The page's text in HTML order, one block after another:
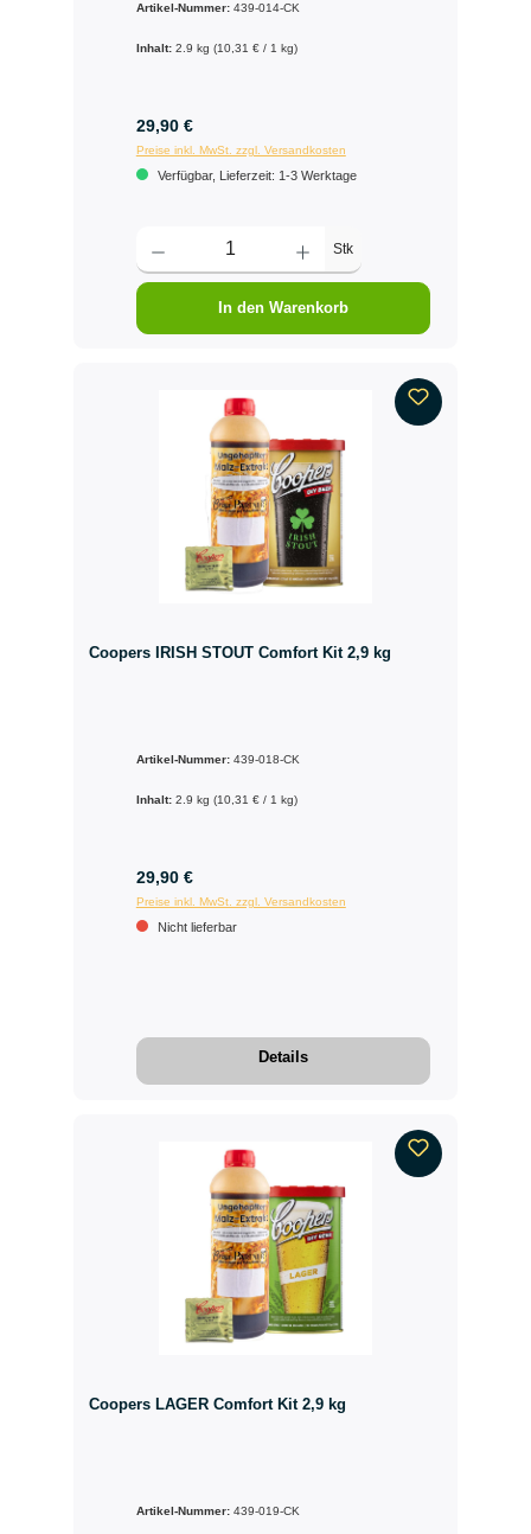
Artikel-Nummer: 439-014-CK
Inhalt: 2.9 kg (10,31 € / 1 kg)
29,90 €
Preise inkl. MwSt. zzgl. Versandkosten
Verfügbar, Lieferzeit: 1-3 Werktage
Stk
In den Warenkorb
Coopers IRISH STOUT Comfort Kit 2,9 kg
Artikel-Nummer: 439-018-CK
Inhalt: 2.9 kg (10,31 € / 1 kg)
29,90 €
Preise inkl. MwSt. zzgl. Versandkosten
Nicht lieferbar
Details
Coopers LAGER Comfort Kit 2,9 kg
Artikel-Nummer: 439-019-CK